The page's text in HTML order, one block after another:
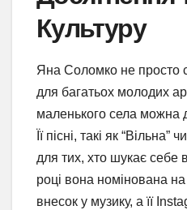
Культуру
Яна Соломко не просто
для багатьох молодих
маленького села можна
Її пісні, такі як
для тих, хто шукає себе
році вона номінована
внесок у музику, а її